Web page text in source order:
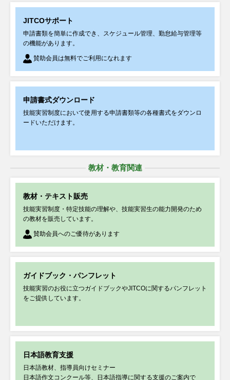
セミナー・講習会
2026年07月27日
【8/27（木）】ネパール介護人材採用 オンラインセミナーが開催されます
2026年07月23日
お知らせ
2026年07月22日
タイ送出機関と日本受入れ機関のビジネスマッチングが開催されました
2026年07月17日
～プログラムを公開しました～ ＜事前申し込み受付中＞
バングラデシュ送出機関とのマッチングイベントが開催されます （8/3静
「第3回特定技能サミット in Osaka」へ当機構理事長がビデオメッセージを
寄せました
「点検の現場から（第22回）」～入管・OTITの取扱い等についての有用な
情報を紹介します～
セミナー・講習会
2026年07月10日
JITCOサポート
申請書類を簡単に作成でき、スケジュール管理、勤怠給与管理等
の機能があります。
賛助会員は無料でご利用になれます
申請書式ダウンロード
技能実習制度において使用する申請書類等の各種書式をダウンロ
ードいただけます。
教材・教育関連
教材・テキスト販売
技能実習制度・特定技能の理解や、技能実習生の能力開発のため
の教材を販売しています。
賛助会員へのご優待があります
ガイドブック・パンフレット
技能実習のお役に立つガイドブックやJITCOに関するパンフレット
をご提供しています。
日本語教育支援
日本語教材、指導員向けセミナー
日本語作文コンクール等、日本語指導に関する支援のご案内で